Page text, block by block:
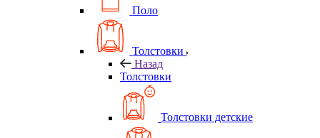
Поло
Толстовки
Назад
Толстовки
Толстовки детские